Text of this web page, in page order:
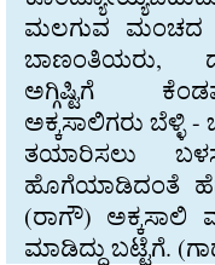
ಮಲಗುವ ಮಂಚದ
ಬಾಣಂತಿಯರು,
ಅಗ್ಗಿಷ್ಟಿಗೆ
ಅಕ್ಕಸಾಲಿಗರು ಬೆಳ್ಳಿ
ತಯಾರಿಸಲು
ಹೊಗೆಯಾಡಿದಂತೆ
(ರಾಗೌ) ಅಕ್ಕಸಾಲಿ
ಮಾಡಿದ್ದು ಬಟ್ಟೆಗೆ.